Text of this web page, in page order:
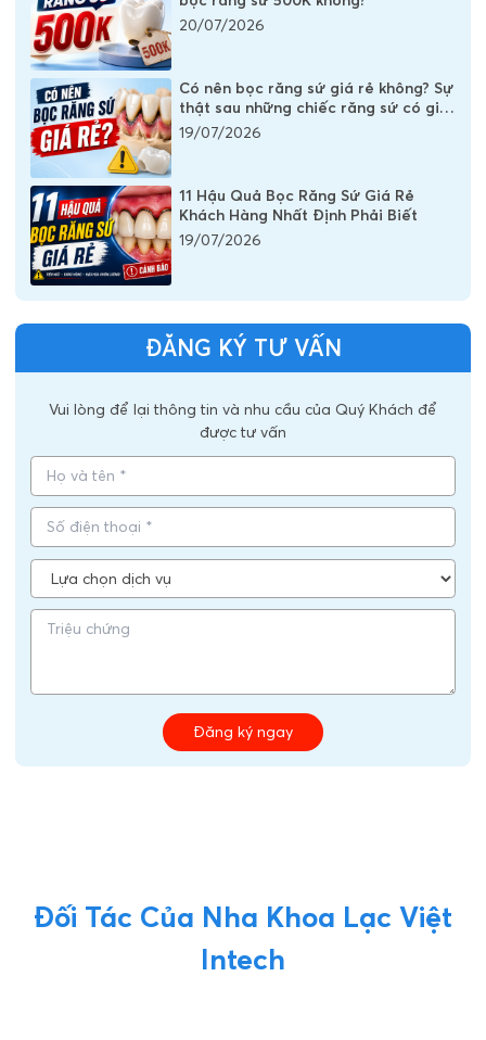
20/07/2026
Có nên bọc răng sứ giá rẻ không? Sự
thật sau những chiếc răng sứ có giá
vài trăm nghìn
19/07/2026
11 Hậu Quả Bọc Răng Sứ Giá Rẻ
Khách Hàng Nhất Định Phải Biết
19/07/2026
ĐĂNG KÝ TƯ VẤN
Vui lòng để lại thông tin và nhu cầu của Quý Khách để
được tư vấn
Đăng ký ngay
Đối Tác Của Nha Khoa Lạc Việt
Intech